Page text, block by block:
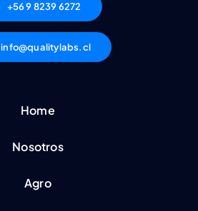
+56 9 8239 6272
info@qualitylabs.cl
Home
Nosotros
Agro